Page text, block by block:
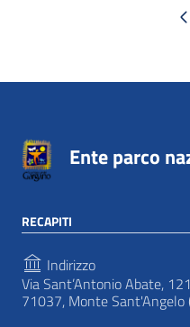
Pagina
Ente parco
RECAPITI
Indirizzo
Via Sant’Antonio Abate, 121
71037, Monte Sant'Angelo